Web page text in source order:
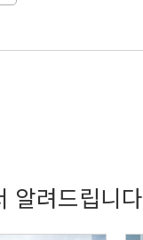
알려드립니다